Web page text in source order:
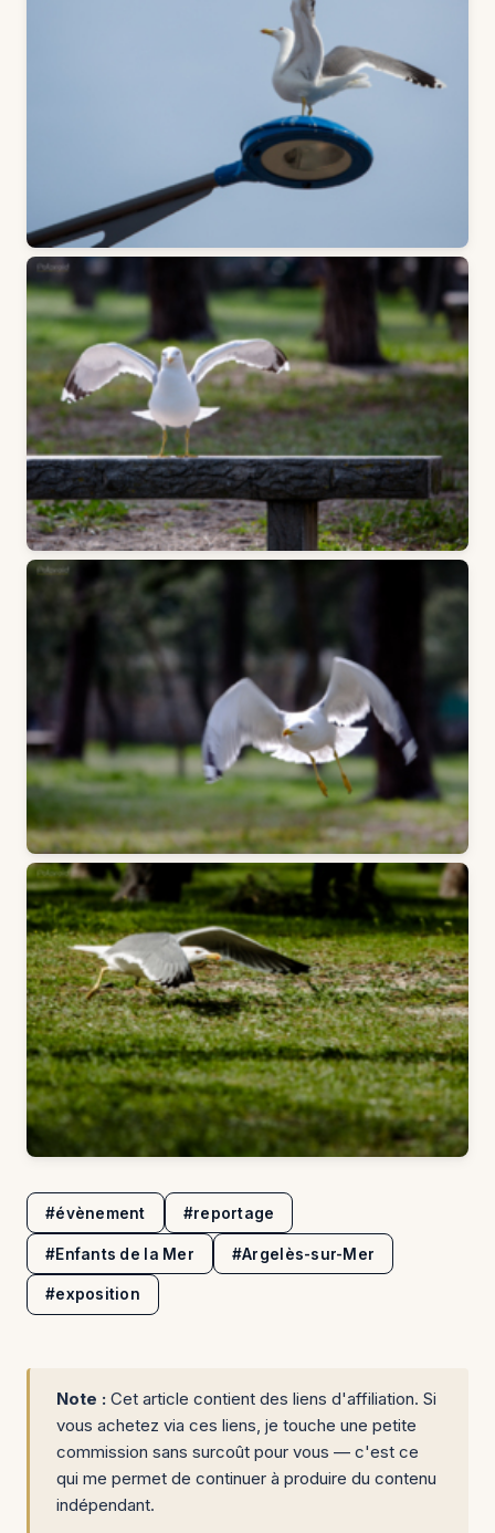
#évènement #reportage
#Enfants de la Mer #Argelès-sur-Mer
#exposition
Note : Cet article contient des liens d'affiliation. Si
vous achetez via ces liens, je touche une petite
commission sans surcoût pour vous — c'est ce
qui me permet de continuer à produire du contenu
indépendant.